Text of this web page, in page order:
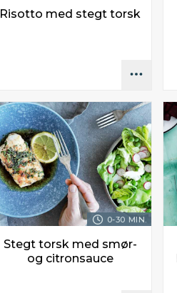
Risotto med stegt torsk
0-30 MIN.
Stegt torsk med smør-
og citronsauce